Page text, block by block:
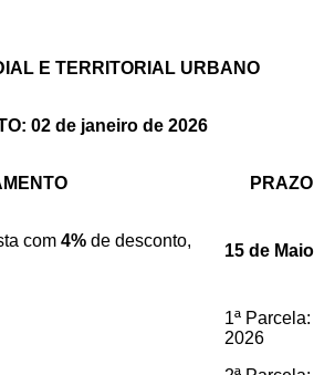
E TERRITORIAL URBANO
02 de janeiro de 2026
com 4% de desconto,
15 de
1ª
2026